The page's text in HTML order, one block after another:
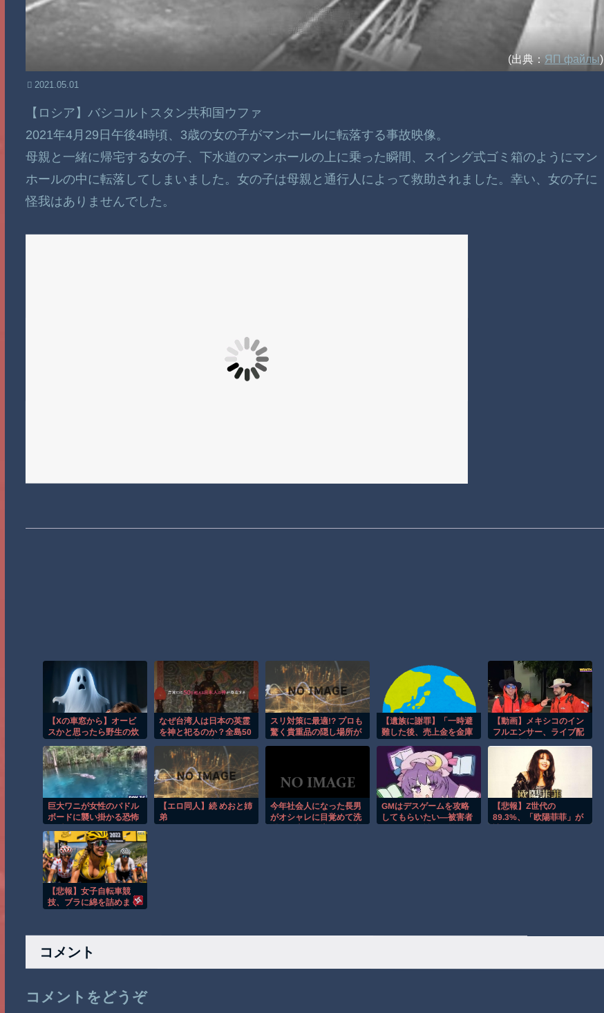
(出典： ЯП файлы)
2021.05.01
【ロシア】バシコルトスタン共和国ウファ
2021年4月29日午後4時頃、3歳の女の子がマンホールに転落する事故映像。
母親と一緒に帰宅する女の子、下水道のマンホールの上に乗った瞬間、スイング式ゴミ箱のようにマン
ホールの中に転落してしまいました。女の子は母親と通行人によって救助されました。幸い、女の子に
怪我はありませんでした。
【Xの車窓から】オービ
スかと思ったら野生の炊
なぜ台湾人は日本の英霊
を神と祀るのか？全島50
映画が公開！
スリ対策に最適!? プロも
驚く貴重品の隠し場所が
【遺族に謝罪】「一時避
難した後、売上金を金庫
内に戻るよう要求し
た」・・・イオンモール
熊本のテナント会社
【動画】メキシコのイン
フルエンサー、ライブ配
巨大ワニが女性のパドル
ボードに襲い掛かる恐怖
【エロ同人】続 めおと姉
弟
今年社会人になった長男
がオシャレに目覚めて洗
GMはデスゲームを攻略
してもらいたい―被害者
【悲報】Z世代の
89.3%、「欧陽菲菲」が
【悲報】女子自転車競
技、ブラに綿を詰めまく
コメント
コメントをどうぞ